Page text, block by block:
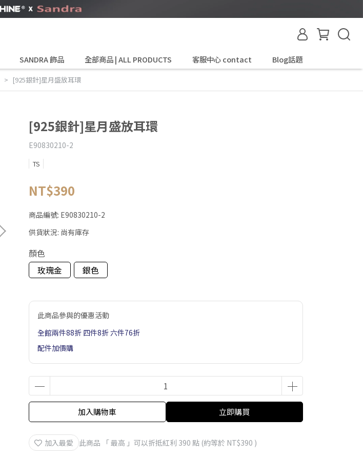
SANDRA 飾品 全部商品 | ALL PRODUCTS 客服中心 contact Blog話題
[925銀針]星月盛放耳環
[925銀針]星月盛放耳環
E90830210-2
TS
NT$390
商品編號: E90830210-2
供貨狀況: 尚有庫存
顏色
玫瑰金
銀色
此商品參與的優惠活動
全館兩件88折 四件8折 六件76折
配件加價購
加入購物車 立即購買
加入最愛 此商品 「 最高 」可以折抵紅利 390 點 (約等於 NT$390 )